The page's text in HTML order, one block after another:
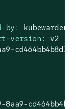
by:
kubewarden
version:
v2
cd464bb4b8d1
8aa9-